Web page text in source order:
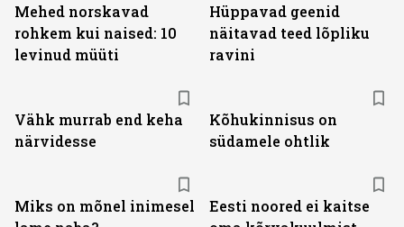
Mehed norskavad
rohkem kui naised: 10
levinud müüti
Hüppavad geenid
näitavad teed lõpliku
ravini
Vähk murrab end keha
närvidesse
Kõhukinnisus on
südamele ohtlik
Miks on mõnel inimesel
Eesti noored ei kaitse